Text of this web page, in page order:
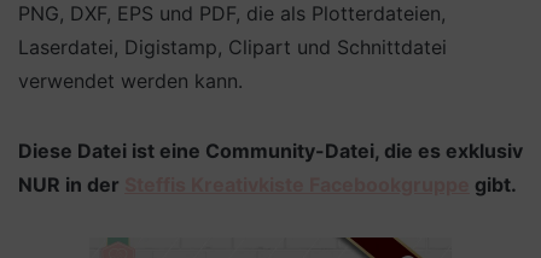
PNG, DXF, EPS und PDF, die als Plotterdateien,
Laserdatei, Digistamp, Clipart und Schnittdatei
verwendet werden kann.
Diese Datei ist eine Community-Datei, die es exklusiv
NUR in der
gibt.